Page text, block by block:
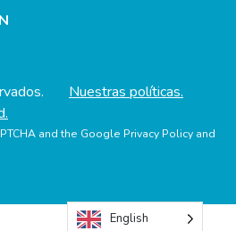
Nuestras políticas.
and the Google Privacy Policy and
English